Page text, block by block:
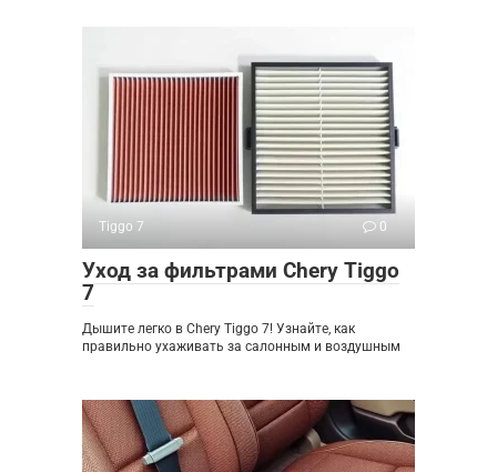
Tiggo 7 0
Уход за фильтрами Chery Tiggo
7
Дышите легко в Chery Tiggo 7! Узнайте, как
правильно ухаживать за салонным и воздушным